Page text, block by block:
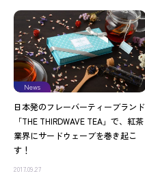
News
日本発のフレーバーティーブランド
「THE THIRDWAVE TEA」で、紅茶
業界にサードウェーブを巻き起こ
す！
2017.09.27